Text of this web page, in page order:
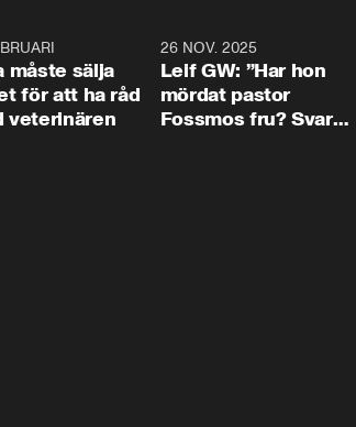
måste sälja
för att ha råd
veterinären
26 NOV. 2025
Leif GW: ”Har hon
mördat pastor
Fossmos fru? Svar